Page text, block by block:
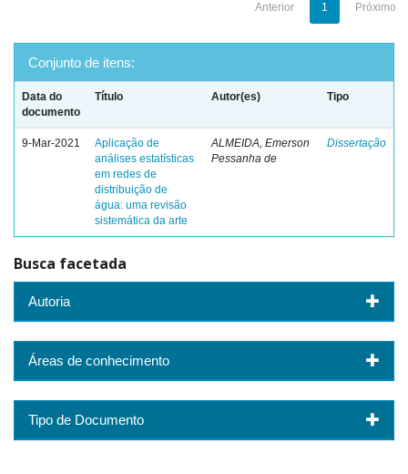
Anterior 1 Próximo
Conjunto de itens:
Data do
documento
Título Autor(es) Tipo
9-Mar-2021
Aplicação de
análises estatísticas
em redes de
distribuição de
água: uma revisão
sistemática da arte
ALMEIDA, Emerson
Pessanha de
Dissertação
Busca facetada
Autoria
Áreas de conhecimento
Tipo de Documento